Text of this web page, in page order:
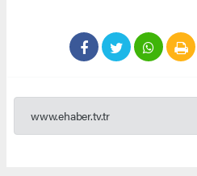
www.ehaber.tv.tr